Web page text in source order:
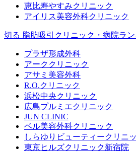
恵比寿やすみクリニック
アイリス美容外科クリニック
切る 脂肪吸引クリニック・病院ラ
プラザ形成外科
アーククリニック
アサミ美容外科
R.O.クリニック
浜松中央クリニック
広島プルミエクリニック
JUN CLINIC
ベル美容外科クリニック
しらゆりビューティークリニ
東京ヒルズクリニック新宿院